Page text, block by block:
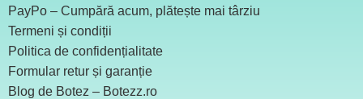
PayPo – Cumpără acum, plătește mai târziu
Termeni și condiții
Politica de confidențialitate
Formular retur și garanție
Blog de Botez – Botezz.ro